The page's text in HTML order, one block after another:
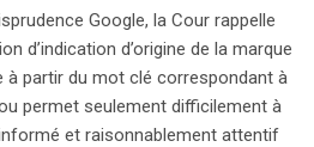
Google, la Cour rappelle
d’indication d’origine de la marque
à partir du mot clé correspondant à
permet seulement difficilement à
et raisonnablement attentif